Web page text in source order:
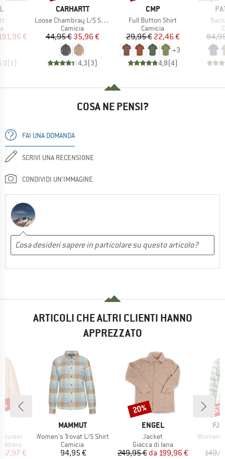
di prodotti
ridotto
€
(1)
MARCHIO
CARHARTT
Articolo
Loose Chambray L/S Shirt
Gruppo di prodotti
Camicia
Prezzo
44,95 €Prezzo ridotto
35,96 €
4,3(3)
MARCHIO
CMP
Articolo
Full Button Shirt
Gruppo di prodotti
Camicia
Prezzo
29,95 €Prezzo ridotto
22,46 €
+3
4,8(4)
COSA NE PENSI?
FAI UNA DOMANDA
SCRIVI UNA RECENSIONE
CONDIVIDI UN'IMMAGINE
ARTICOLI CHE ALTRI CLIENTI HANNO
APPREZZATO
libero
ridotto
€
MARCHIO
MAMMUT
Articolo
Women's Trovat L/S Shirt
Gruppo di prodotti
Camicia
Prezzo
94,95 €
MARCHIO
ENGEL
Articolo
Jacket
Gruppo di prodotti
Giacca di lana
Prezzo
249,95 € Prezzo ridotto
da 199,96 €
Sconto
20%
Articolo